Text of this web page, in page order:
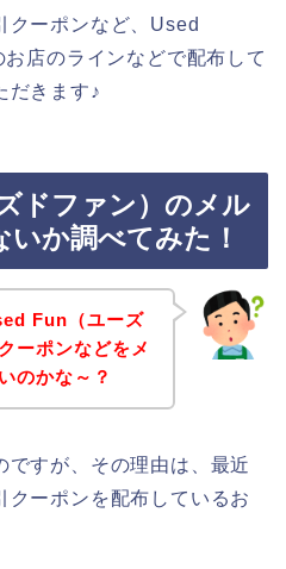
クーポンなど、Used
店のラインなどで配布して
だきます♪
ドファン）のメル
か調べてみた！
Fun（ユーズ
ーポンなどをメ
のかな～？
ですが、その理由は、最近
クーポンを配布しているお